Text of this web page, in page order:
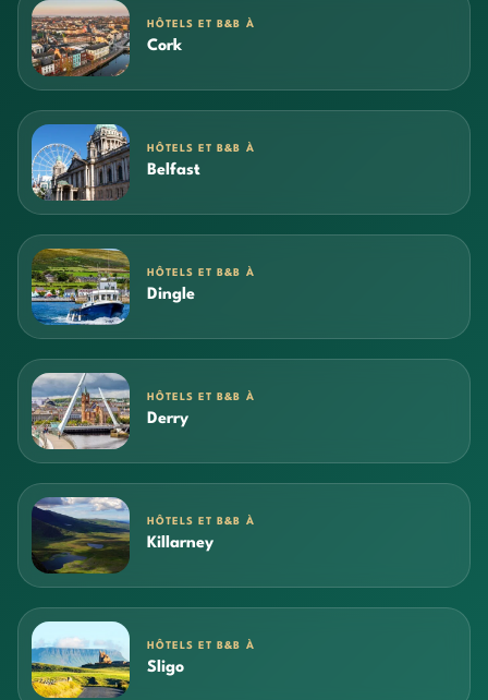
HÔTELS ET B&B À
Cork
HÔTELS ET B&B À
Belfast
HÔTELS ET B&B À
Dingle
HÔTELS ET B&B À
Derry
HÔTELS ET B&B À
Killarney
HÔTELS ET B&B À
Sligo